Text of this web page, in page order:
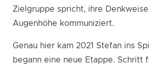
Zielgruppe spricht, ihre
Augenhöhe kommuniziert.
Genau hier kam 2021 Stefan ins
begann eine neue Etappe. Schritt